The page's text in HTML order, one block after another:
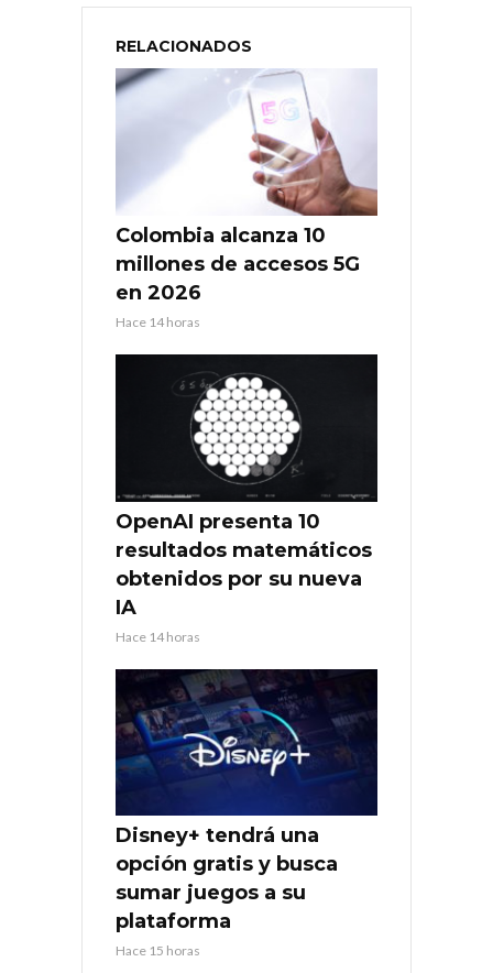
RELACIONADOS
Colombia alcanza 10
millones de accesos 5G
en 2026
Hace 14 horas
OpenAI presenta 10
resultados matemáticos
obtenidos por su nueva
IA
Hace 14 horas
Disney+ tendrá una
opción gratis y busca
sumar juegos a su
plataforma
Hace 15 horas